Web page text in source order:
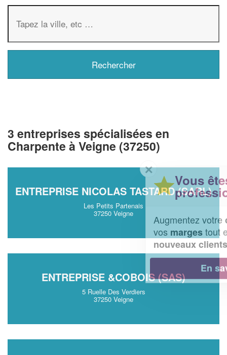
3 entreprises spécialisées en
Charpente à Veigne (37250)
ENTREPRISE NICOLAS TASTARD (SARL)
Les Petits Partenais
37250 Veigne
ENTREPRISE &COBOIS (SAS)
5 Ruelle Des Verdiers
37250 Veigne
✕
Vous êtes un
professionnel ?
Augmentez votre chiffre d'affaireset
tout en gagnant de